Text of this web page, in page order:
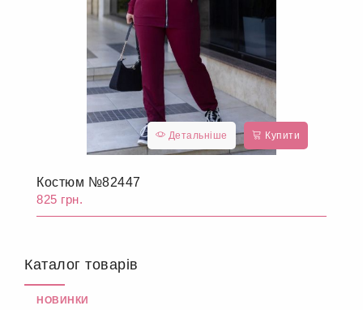
Детальніше Купити
Костюм №82447
825 грн.
Каталог товарів
НОВИНКИ